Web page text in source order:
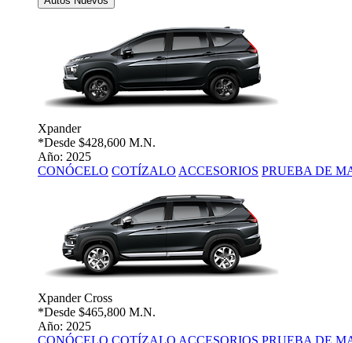
Xpander
*Desde $428,600 M.N.
Año: 2025
CONÓCELO COTÍZALO ACCESORIOS PRUEBA DE
Xpander Cross
*Desde $465,800 M.N.
Año: 2025